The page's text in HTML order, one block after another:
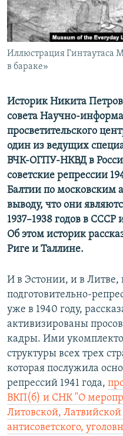
ПОБЕДИТЕЛЕЙ НЕ СУДЯТ?
КРЫМ.НЕПОКОРЕННЫЙ
ELIFBE
ПРИСОЕДИНЯЙТЕСЬ!
Иллюстрация Гинтаутаса
в бараке»
Историк Никита
совета Научно-
просветительского
один из ведущих
ВЧК-ОГПУ-НКВД в
советские репрессии
Балтии по московским
выводу, что они
1937–1938 годов в СССР
Об этом историк
Риге и Таллине.
И в Эстонии, и в Литве,
подготовительно-
уже в 1940 году,
активизированы
кадры. Ими
структуры всех трех
которая послужила
репрессий 1941 года,
ВКП(б) и СНК "О
Литовской,
антисоветского,